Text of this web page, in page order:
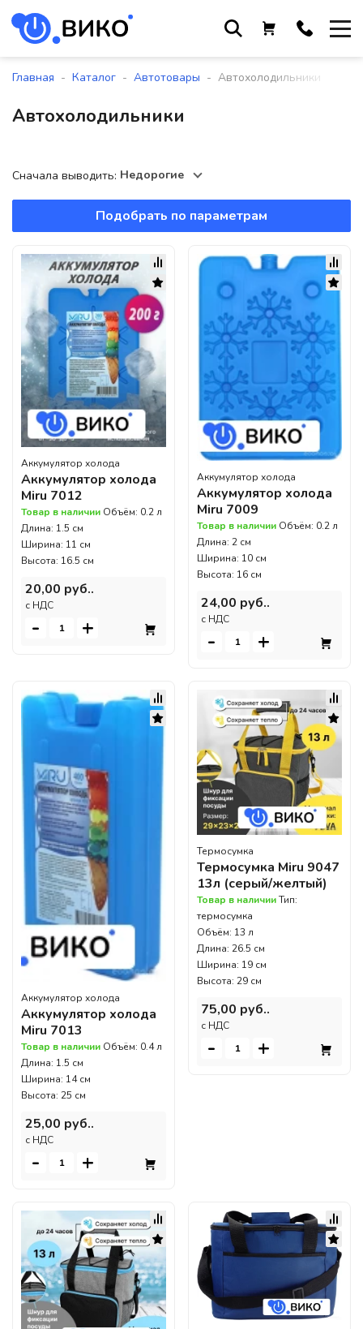
с понедельника по пятницу
+375 29 861 18 28
По всем вопросам
sales@viko-t.by
Оплата и доставка
Контакты
220118, г. Минск, ул. Крупской, д.
17, пом. 38, оф. №1
Главная - Каталог - Автотовары - Автохолодильники
Автохолодильники
Сначала выводить: Недорогие
Подобрать по параметрам
Аккумулятор холода
Аккумулятор холода
Miru 7012
Товар в наличии Объём: 0.2 л
Длина: 1.5 см
Ширина: 11 см
Высота: 16.5 см
20,00 руб..
c НДС
- +
Аккумулятор холода
Аккумулятор холода
Miru 7009
Товар в наличии Объём: 0.2 л
Длина: 2 см
Ширина: 10 см
Высота: 16 см
24,00 руб..
c НДС
- +
Аккумулятор холода
Аккумулятор холода
Miru 7013
Товар в наличии Объём: 0.4 л
Длина: 1.5 см
Ширина: 14 см
Высота: 25 см
25,00 руб..
c НДС
- +
Термосумка
Термосумка Miru 9047
13л (серый/желтый)
Товар в наличииТип:
термосумка
Объём: 13 л
Длина: 26.5 см
Ширина: 19 см
Высота: 29 см
75,00 руб..
c НДС
- +